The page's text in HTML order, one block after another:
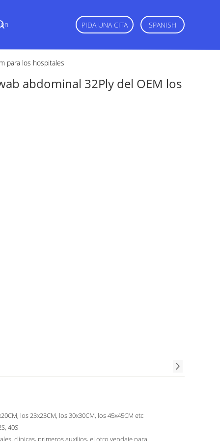
PIDA UNA CITA SPANISH
para los hospitales
abdominal 32Ply del OEM los
los 23x23CM, los 30x30CM, los 45x45CM etc
40S
clínicas, primeros auxilios, el otro vendaje para